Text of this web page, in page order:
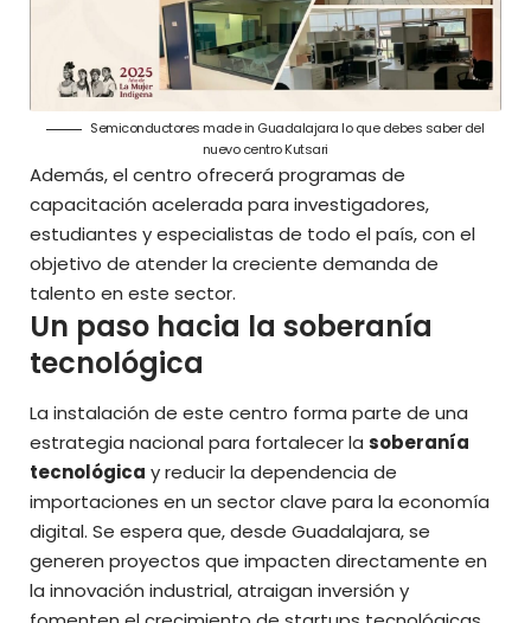
Semiconductores made in Guadalajara lo que debes saber del
nuevo centro Kutsari
Además, el centro ofrecerá programas de
capacitación acelerada para investigadores,
estudiantes y especialistas de todo el país, con el
objetivo de atender la creciente demanda de
talento en este sector.
Un paso hacia la soberanía
tecnológica
La instalación de este centro forma parte de una
estrategia nacional para fortalecer la soberanía
tecnológica y reducir la dependencia de
importaciones en un sector clave para la economía
digital. Se espera que, desde Guadalajara, se
generen proyectos que impacten directamente en
la innovación industrial, atraigan inversión y